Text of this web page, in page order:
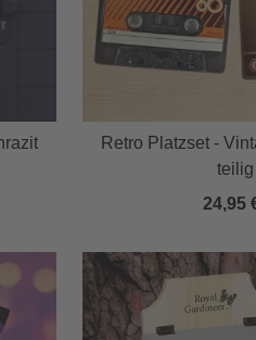
Retro Platzset -
teilig
24,95